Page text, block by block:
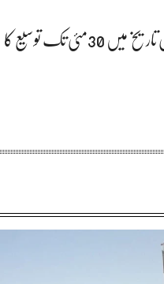
کراچی چیمبر کا ٹیکس ریٹرن جمع کرانے کی تاریخ میں 30مئی تک توسیع کا